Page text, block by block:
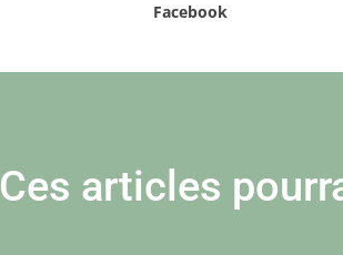
Facebook
Ces articles